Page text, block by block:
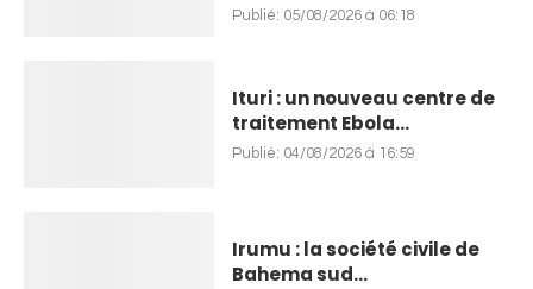
Publié: 05/08/2026 à 06:18
Ituri : un nouveau centre de
traitement Ebola...
Publié: 04/08/2026 à 16:59
Irumu : la société civile de
Bahema sud...